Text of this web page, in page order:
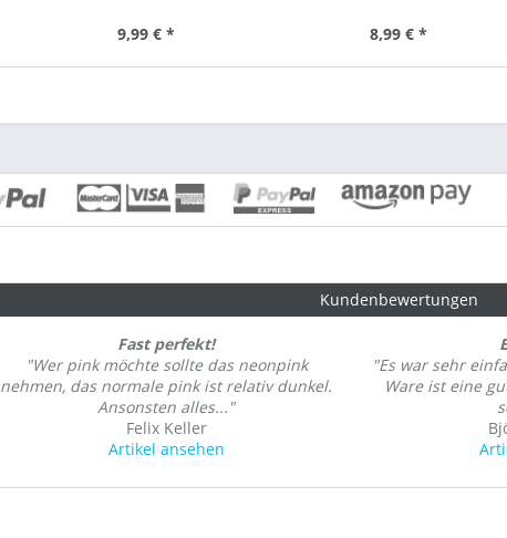
9,99 € * 8,99 € *
Kundenbewertungen
Fast perfekt!
"Wer pink möchte sollte das neonpink
nehmen, das normale pink ist relativ dunkel.
Ansonsten alles..."
Felix Keller
Artikel ansehen
"Es war sehr
Ware ist eine